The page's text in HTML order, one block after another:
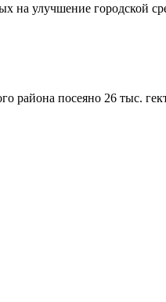
на улучшение городской
района посеяно 26 тыс.